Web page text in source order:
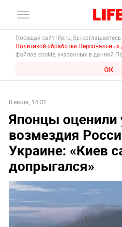
Посещая сайт life.ru, Вы
Политикой обработки Персональных
файлов cookie, указанных в данной
ОК
8 июля, 14:31
Японцы оценили
возмездия
Украине: «Киев
допрыгался»